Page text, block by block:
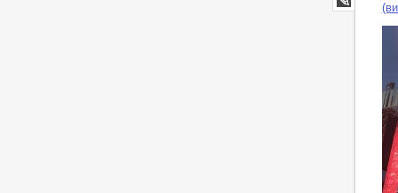
LiveJournal